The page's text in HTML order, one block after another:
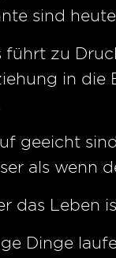
sind
führt zu
in die
geeicht
als wenn
das Leben
Dinge